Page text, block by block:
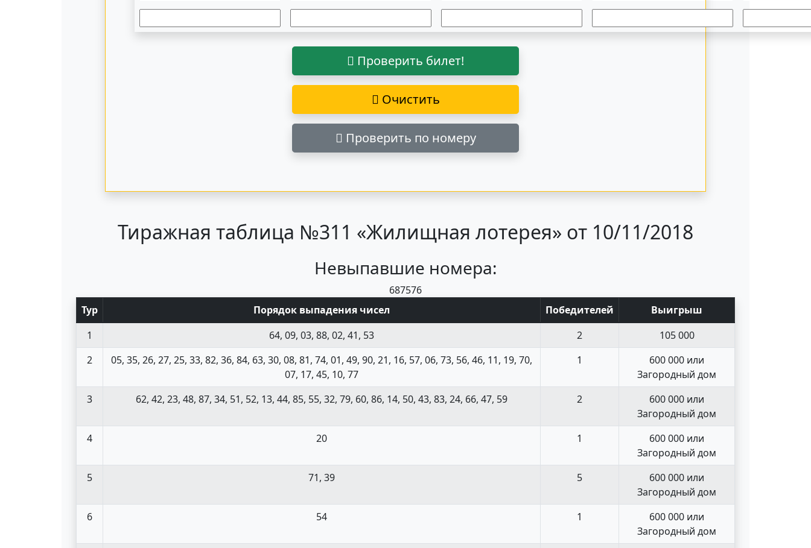
Проверить билет!
Очистить
Проверить по номеру
Тиражная таблица №311 «Жилищная лотерея» от 10/11/2018
Невыпавшие номера:
687576
Тур
Порядок выпадения чисел Победителей
Выигрыш
1
64, 09, 03, 88, 02, 41, 53 2
105 000
2
05, 35, 26, 27, 25, 33, 82, 36, 84, 63, 30, 08, 81, 74, 01, 49, 90, 21, 16, 57, 06, 73, 56, 46, 11, 19, 70,
07, 17, 45, 10, 77
1
600 000 или
Загородный дом
3
62, 42, 23, 48, 87, 34, 51, 52, 13, 44, 85, 55, 32, 79, 60, 86, 14, 50, 43, 83, 24, 66, 47, 59 2
600 000 или
Загородный дом
4
20 1
600 000 или
Загородный дом
5
71, 39 5
600 000 или
Загородный дом
6
54 1
600 000 или
Загородный дом